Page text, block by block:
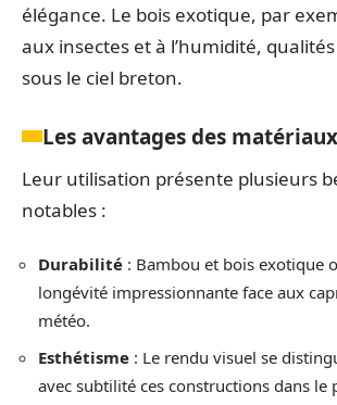
élégance. Le bois exotique, par
aux insectes et à l’humidité,
sous le ciel breton.
Les avantages des
Leur utilisation présente plusieurs
notables :
Durabilité : Bambou et bois exotique
longévité impressionnante face aux
météo.
Esthétisme : Le rendu visuel se
avec subtilité ces constructions dans le